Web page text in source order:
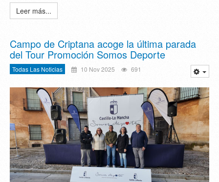
Leer más...
Campo de Criptana acoge la última parada
del Tour Promoción Somos Deporte
Todas Las Noticias 10 Nov 2025 691